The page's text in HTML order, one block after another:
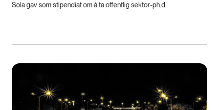
Sola gav som stipendiat om å ta offentlig sektor-ph.d.